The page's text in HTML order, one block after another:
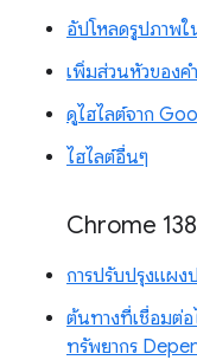
อัปโหลดรูปภาพใ
เพิ่มส่วนหัวของค
ดูไฮไลต์จาก
ไฮไลต์อื่นๆ
Chrome 138
การปรับปรุงแผง
ต้นทางที่เชื่อมต่
ทรัพยากร